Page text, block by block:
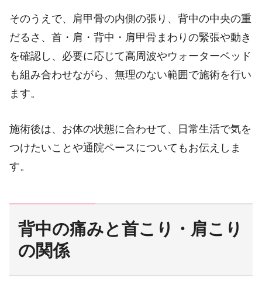
そのうえで、肩甲骨の内側の張り、背中の中央の重
だるさ、首・肩・背中・肩甲骨まわりの緊張や動き
を確認し、必要に応じて高周波やウォーターベッド
も組み合わせながら、無理のない範囲で施術を行い
ます。
施術後は、お体の状態に合わせて、日常生活で気を
つけたいことや通院ペースについてもお伝えしま
す。
背中の痛みと首こり・肩こり
の関係